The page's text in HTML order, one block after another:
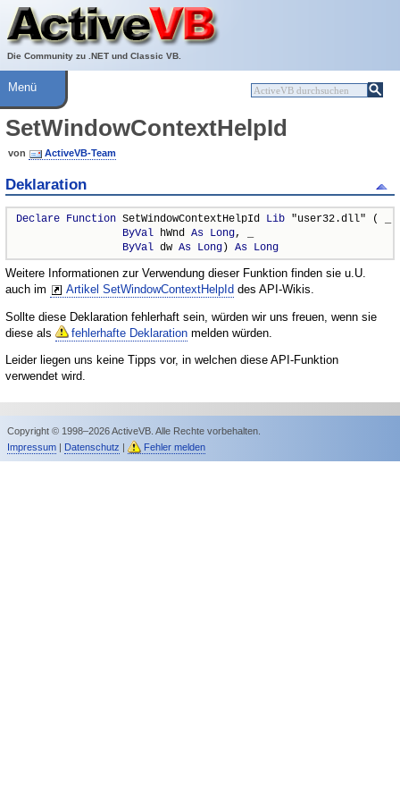
Die Community zu .NET und Classic VB.
Über ActiveVB
Hilfe
Menü
SetWindowContextHelpId
von ActiveVB-Team
Deklaration
Declare Function SetWindowContextHelpId Lib "user32.dll" ( _
ByVal hWnd As Long, _
ByVal dw As Long) As Long
Weitere Informationen zur Verwendung dieser Funktion finden sie u.U.
auch im
Artikel SetWindowContextHelpId des API-Wikis.
Sollte diese Deklaration fehlerhaft sein, würden wir uns freuen, wenn sie
diese als
fehlerhafte Deklaration melden würden.
Leider liegen uns keine Tipps vor, in welchen diese API-Funktion
verwendet wird.
Copyright © 1998–2026 ActiveVB. Alle Rechte vorbehalten.
Impressum| Datenschutz | Fehler melden